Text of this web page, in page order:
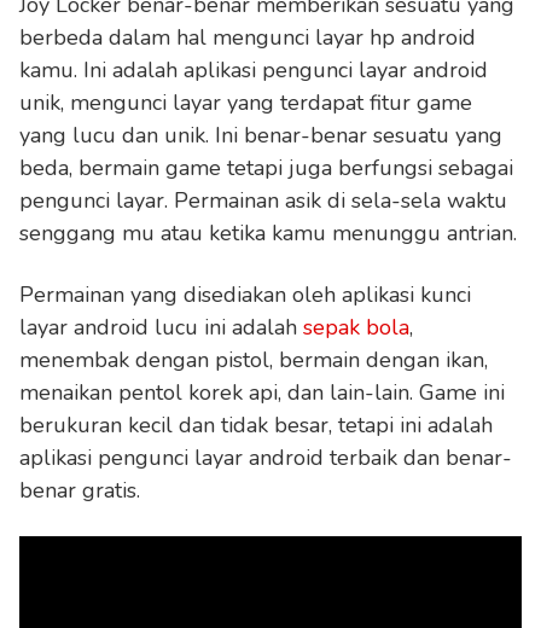
berbeda dalam hal mengunci layar hp android
kamu. Ini adalah aplikasi pengunci layar android
unik, mengunci layar yang terdapat fitur game
yang lucu dan unik. Ini benar-benar sesuatu yang
beda, bermain game tetapi juga berfungsi sebagai
pengunci layar. Permainan asik di sela-sela waktu
senggang mu atau ketika kamu menunggu antrian.
Permainan yang disediakan oleh aplikasi kunci
layar android lucu ini adalah sepak bola,
menembak dengan pistol, bermain dengan ikan,
menaikan pentol korek api, dan lain-lain. Game ini
berukuran kecil dan tidak besar, tetapi ini adalah
aplikasi pengunci layar android terbaik dan benar-
benar gratis.